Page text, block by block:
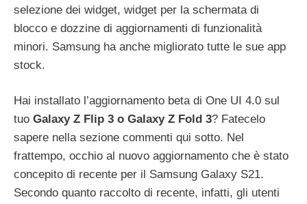
selezione dei widget, widget per la schermata di
blocco e dozzine di aggiornamenti di funzionalità
minori. Samsung ha anche migliorato tutte le sue app
stock.
Hai installato l’aggiornamento beta di One UI 4.0 sul
tuo Galaxy Z Flip 3 o Galaxy Z Fold 3? Fatecelo
sapere nella sezione commenti qui sotto. Nel
frattempo, occhio al nuovo aggiornamento che è stato
concepito di recente per il Samsung Galaxy S21.
Secondo quanto raccolto di recente, infatti, gli utenti